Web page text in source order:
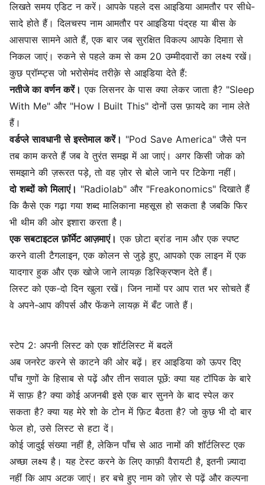
लिखते समय एडिट न करें। आपके पहले दस आइडिया आमतौर पर सीधे-
सादे होते हैं। दिलचस्प नाम आमतौर पर आइडिया पंद्रह या बीस के
आसपास सामने आते हैं, एक बार जब सुरक्षित विकल्प आपके दिमाग़ से
निकल जाएं। रुकने से पहले कम से कम 20 उम्मीदवारों का लक्ष्य रखें।
कुछ प्रॉम्प्ट्स जो भरोसेमंद तरीक़े से आइडिया देते हैं:
नतीजे का वर्णन करें। एक लिसनर के पास क्या लेकर जाता है? "Sleep
With Me" और "How I Built This" दोनों उस फ़ायदे का नाम लेते
हैं।
वर्डप्ले सावधानी से इस्तेमाल करें। "Pod Save America" जैसे पन
तब काम करते हैं जब वे तुरंत समझ में आ जाएं। अगर किसी जोक को
समझाने की ज़रूरत पड़े, तो वह ज़ोर से बोले जाने पर टिकेगा नहीं।
दो शब्दों को मिलाएं। "Radiolab" और "Freakonomics" दिखाते हैं
कि कैसे एक गढ़ा गया शब्द मालिकाना महसूस हो सकता है जबकि फिर
भी थीम की ओर इशारा करता है।
एक सबटाइटल फ़ॉर्मेट आज़माएं। एक छोटा ब्रांड नाम और एक स्पष्ट
करने वाली टैगलाइन, एक कोलन से जुड़े हुए, आपको एक लाइन में एक
यादगार हुक और एक खोजे जाने लायक़ डिस्क्रिप्शन देते हैं।
लिस्ट को एक-दो दिन खुला रखें। जिन नामों पर आप रात भर सोचते हैं
वे अपने-आप कीपर्स और फेंकने लायक़ में बँट जाते हैं।
स्टेप 2: अपनी लिस्ट को एक शॉर्टलिस्ट में बदलें
अब जनरेट करने से काटने की ओर बढ़ें। हर आइडिया को ऊपर दिए
पाँच गुणों के हिसाब से पढ़ें और तीन सवाल पूछें: क्या यह टॉपिक के बारे
में साफ़ है? क्या कोई अजनबी इसे एक बार सुनने के बाद स्पेल कर
सकता है? क्या यह मेरे शो के टोन में फ़िट बैठता है? जो कुछ भी दो बार
फेल हो, उसे लिस्ट से हटा दें।
कोई जादुई संख्या नहीं है, लेकिन पाँच से आठ नामों की शॉर्टलिस्ट एक
अच्छा लक्ष्य है। यह टेस्ट करने के लिए काफ़ी वैरायटी है, इतनी ज़्यादा
नहीं कि आप अटक जाएं। हर बचे हुए नाम को ज़ोर से पढ़ें और कल्पना